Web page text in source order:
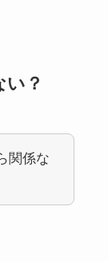
い？
関係な